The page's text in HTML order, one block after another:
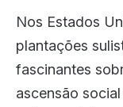
Nos Estados
plantações
fascinantes
ascensão